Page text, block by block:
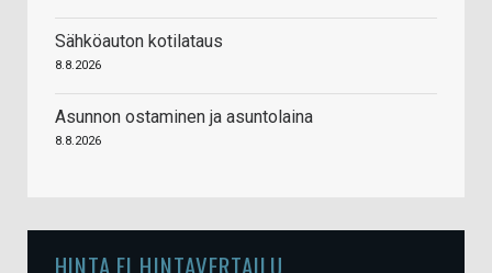
Sähköauton kotilataus
8.8.2026
Asunnon ostaminen ja asuntolaina
8.8.2026
HINTA.FI HINTAVERTAILU